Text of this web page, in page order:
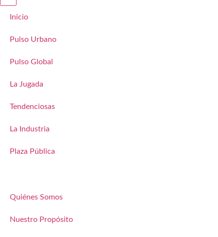
Inicio
Pulso Urbano
Pulso Global
La Jugada
Tendenciosas
La Industria
Plaza Pública
Quiénes Somos
Nuestro Propósito